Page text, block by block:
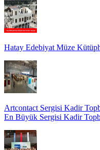
Hatay Edebiyat Müze
Artcontact Sergisi Kadir
En Büyük Sergisi Kadir